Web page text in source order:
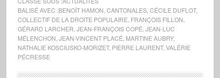
BALISÉ AVEC :BENOÎT HAMON CANTONALES, CÉCILE DUFLOT,
COLLECTIF DE LA DROITE POPULAIRE FRANÇOIS FILLON
GÉRARD LARCHER JEAN-FRANÇOIS COPÉ JEAN-LUC
MÉLENCHON JEAN-VINCENT PLACÉ MARTINE AUBRY,
NATHALIE KOSCIUSKO-MORIZET, PIERRE LAURENT, VALÉRIE
PÉCRESSE